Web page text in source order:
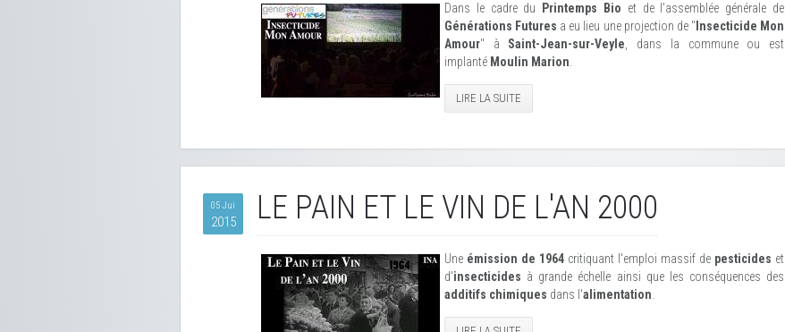
Dans le cadre du Printemps Bio et de l'assemblée générale de
Générations Futures a eu lieu une projection de " Insecticide Mon
Amour" à Saint-Jean-sur-Veyle , dans la commune ou est
implanté Moulin Marion
LIRE LA SUITE
05 Jui
2015 LE PAIN ET LE VIN DE L'AN 2000
Une émission de 1964 critiquant l'emploi massif de pesticides et
d'insecticides à grande échelle ainsi que les conséquences des
additifs chimiques dans l'alimentation